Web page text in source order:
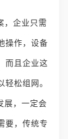
，企业只需
操作，设备
而且企业这
轻松组网。
展，一定会
要，传统专